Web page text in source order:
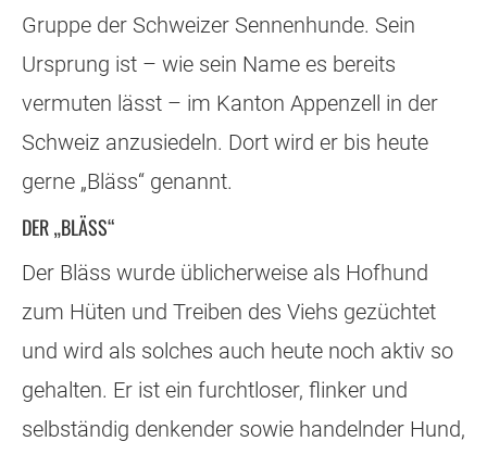
Gruppe der Schweizer Sennenhunde. Sein
Ursprung ist – wie sein Name es bereits
vermuten lässt – im Kanton Appenzell in der
Schweiz anzusiedeln. Dort wird er bis heute
gerne „Bläss“ genannt.
DER „BLÄSS“
Der Bläss wurde üblicherweise als Hofhund
zum Hüten und Treiben des Viehs gezüchtet
und wird als solches auch heute noch aktiv so
gehalten. Er ist ein furchtloser, flinker und
selbständig denkender sowie handelnder Hund,